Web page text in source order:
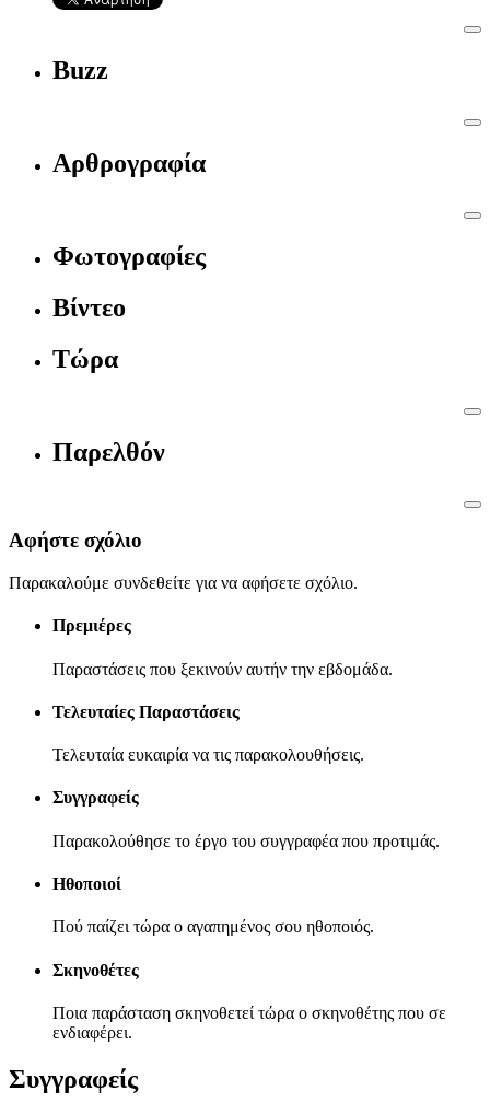
Buzz
Αρθρογραφία
Φωτογραφίες
Βίντεο
Τώρα
Παρελθόν
Αφήστε σχόλιο
Παρακαλούμε συνδεθείτε για να αφήσετε σχόλιο.
Πρεμιέρες
Παραστάσεις που ξεκινούν αυτήν την εβδομάδα.
Τελευταίες Παραστάσεις
Τελευταία ευκαιρία να τις παρακολουθήσεις.
Συγγραφείς
Παρακολούθησε το έργο του συγγραφέα που προτιμάς.
Ηθοποιοί
Πού παίζει τώρα ο αγαπημένος σου ηθοποιός.
Σκηνοθέτες
Ποια παράσταση σκηνοθετεί τώρα ο σκηνοθέτης που σε
ενδιαφέρει.
Συγγραφείς